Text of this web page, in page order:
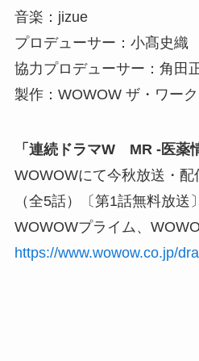
音楽：jizue
プロデューサー：小髙史
協力プロデューサー：角田
製作：WOWOW ザ・ワーク
「連続ドラマW MR -医薬
WOWOWにて今秋放送・配
（全5話）〔第1話無料放送〕
WOWOWプライム、
https://www.wowow.co.jp/